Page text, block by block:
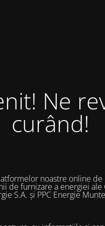
Ne
curând!
noastre online
de furnizare a energiei ale
S.A. și PPC Energie